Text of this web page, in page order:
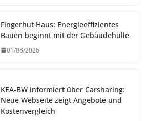
Fingerhut Haus: Energieeffizientes
Bauen beginnt mit der Gebäudehülle
01/08/2026
KEA-BW informiert über Carsharing:
Neue Webseite zeigt Angebote und
Kostenvergleich